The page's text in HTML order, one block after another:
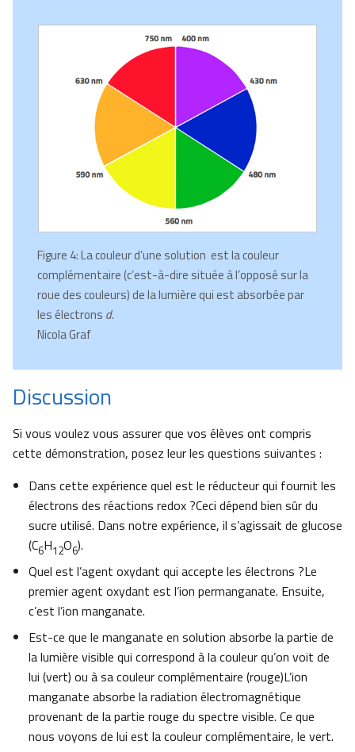
Figure 4: La couleur d’une solution est la couleur
complémentaire (c’est-à-dire située à l’opposé sur la
roue des couleurs) de la lumière qui est absorbée par
les électrons d.
Nicola Graf
Discussion
Si vous voulez vous assurer que vos élèves ont compris
cette démonstration, posez leur les questions suivantes :
Dans cette expérience quel est le réducteur qui fournit les
électrons des réactions redox ?Ceci dépend bien sûr du
sucre utilisé. Dans notre expérience, il s’agissait de glucose
(C6H12O6).
Quel est l’agent oxydant qui accepte les électrons ?Le
premier agent oxydant est l’ion permanganate. Ensuite,
c’est l’ion manganate.
Est-ce que le manganate en solution absorbe la partie de
la lumière visible qui correspond à la couleur qu’on voit de
lui (vert) ou à sa couleur complémentaire (rouge)L’ion
manganate absorbe la radiation électromagnétique
provenant de la partie rouge du spectre visible. Ce que
nous voyons de lui est la couleur complémentaire, le vert.